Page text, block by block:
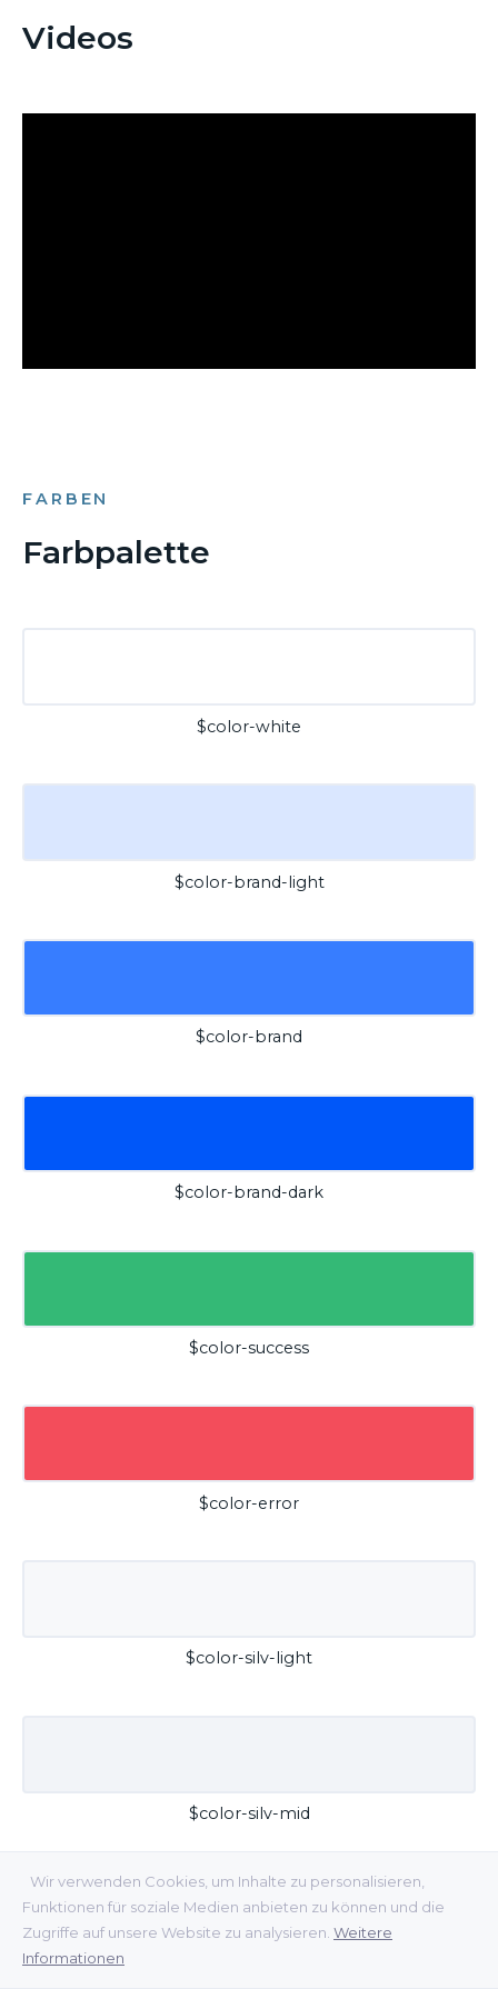
Wir verwenden Cookies, um Inhalte zu personalisieren,
Funktionen für soziale Medien anbieten zu können und die
Zugriffe auf unsere Website zu analysieren. Weitere
Informationen
Videos
FARBEN
Farbpalette
$color-white
$color-brand-light
$color-brand
$color-brand-dark
$color-success
$color-error
$color-silv-light
$color-silv-mid